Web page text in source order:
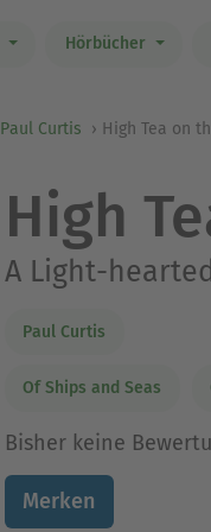
Hörbücher
Paul Curtis High Tea on
High
A Light-
Paul Curtis
Of Ships and Seas
Bisher keine
Merken